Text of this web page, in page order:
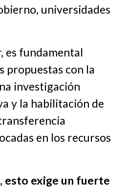
universidades
es fundamental
propuestas con la
investigación
y la habilitación de
en los recursos
esto exige un fuerte